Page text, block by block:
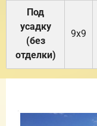
Под
усадку
(без
отделки)
9х9